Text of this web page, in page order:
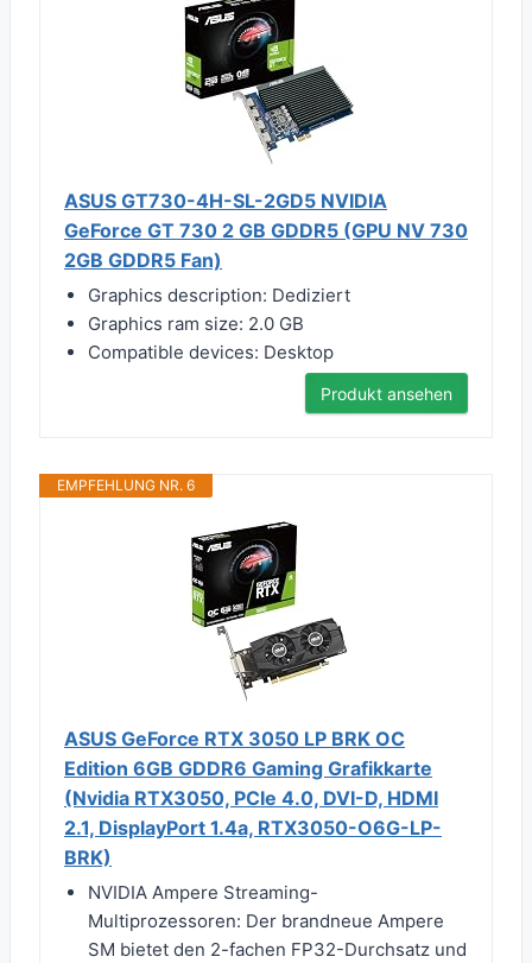
ASUS GT730-4H-SL-2GD5 NVIDIA
GeForce GT 730 2 GB GDDR5 (GPU NV 730
2GB GDDR5 Fan)
Graphics description: Dediziert
Graphics ram size: 2.0 GB
Compatible devices: Desktop
Produkt ansehen
EMPFEHLUNG NR. 6
ASUS GeForce RTX 3050 LP BRK OC
Edition 6GB GDDR6 Gaming Grafikkarte
(Nvidia RTX3050, PCIe 4.0, DVI-D, HDMI
2.1, DisplayPort 1.4a, RTX3050-O6G-LP-
BRK)
NVIDIA Ampere Streaming-
Multiprozessoren: Der brandneue Ampere
SM bietet den 2-fachen FP32-Durchsatz und